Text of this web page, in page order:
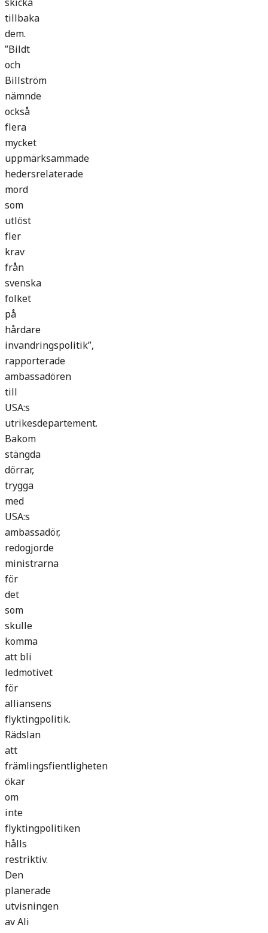
tillbaka
dem.
”Bildt
och
Billström
nämnde
också
flera
mycket
uppmärksammade
hedersrelaterade
mord
som
utlöst
fler
krav
från
svenska
folket
på
hårdare
invandringspolitik”,
rapporterade
ambassadören
till
USA:s
utrikesdepartement.
Bakom
stängda
dörrar,
trygga
med
USA:s
ambassadör,
redogjorde
ministrarna
för
det
som
skulle
komma
att bli
ledmotivet
för
alliansens
flyktingpolitik.
Rädslan
att
främlingsfientligheten
ökar
om
inte
flyktingpolitiken
hålls
restriktiv.
Den
planerade
utvisningen
av Ali